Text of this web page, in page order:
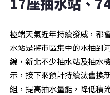
極端天氣近年持續發威，都
水站是將市區集中的水抽到
線，新北不少抽水站及抽水
示，接下來預計持續汰舊換
組，提高抽水量能，降低積